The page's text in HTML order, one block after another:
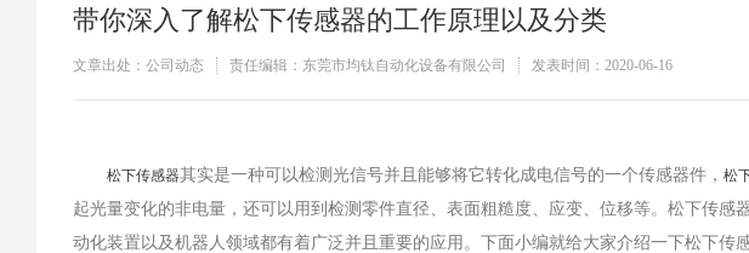
带你深入了解松下传感器的工作原理以及分类
文章出处：公司动态 责任编辑：东莞市均钛自动化设备有限公司 发表时间：2020-06-16
松下传感器其实是一种可以检测光信号并且能够将它转化成电信号的一个传感器件， 松
起光量变化的非电量，还可以用到检测零件直径、表面粗糙度、应变、位移等。松下传感
动化装置以及机器人领域都有着广泛并且重要的应用。下面小编就给大家介绍一下松下传